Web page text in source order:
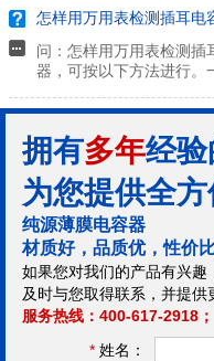
怎样用万用表检测插耳电
问：怎样用万用表检测插
器，可按以下方法进行。
拥有多年经
为您提供全
纯源薄膜电容器
材质好，品质优，性价
如果您对我们的产品有兴
及时与您取得联系，并提供
服务热线：400-617-2918；
* 姓名：